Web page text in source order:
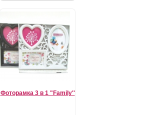
Фоторамка 3 в 1 "Family''